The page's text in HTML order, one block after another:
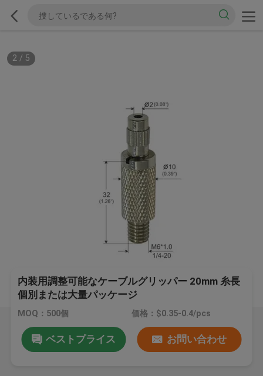
2/ 5
内装用調整可能なケーブルグリッパー 20mm 糸長
個別または大量パッケージ
MOQ：500個 価格：$0.35-0.4/pcs
ベストプライス お問い合わせ